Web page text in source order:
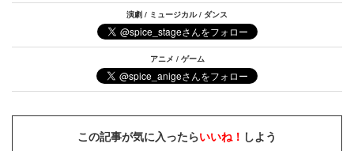
演劇 / ミュージカル / ダンス
アニメ / ゲーム
この記事が気に入ったらいいね！ しよう